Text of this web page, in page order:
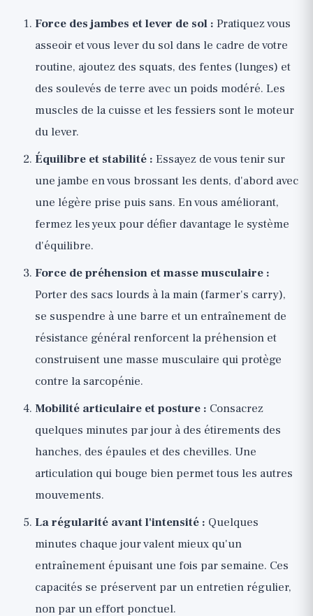
Force des jambes et lever de sol : Pratiquez vous
asseoir et vous lever du sol dans le cadre de votre
routine, ajoutez des squats, des fentes (lunges) et
des soulevés de terre avec un poids modéré. Les
muscles de la cuisse et les fessiers sont le moteur
du lever.
Équilibre et stabilité : Essayez de vous tenir sur
une jambe en vous brossant les dents, d'abord avec
une légère prise puis sans. En vous améliorant,
fermez les yeux pour défier davantage le système
d'équilibre.
Force de préhension et masse musculaire :
Porter des sacs lourds à la main (farmer's carry),
se suspendre à une barre et un entraînement de
résistance général renforcent la préhension et
construisent une masse musculaire qui protège
contre la sarcopénie.
Mobilité articulaire et posture : Consacrez
quelques minutes par jour à des étirements des
hanches, des épaules et des chevilles. Une
articulation qui bouge bien permet tous les autres
mouvements.
La régularité avant l'intensité : Quelques
minutes chaque jour valent mieux qu'un
entraînement épuisant une fois par semaine. Ces
capacités se préservent par un entretien régulier,
non par un effort ponctuel.